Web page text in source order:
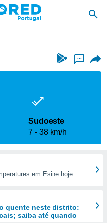
...
Sudoeste
7
38 km/h
em Esine hoje
quente neste distrito:
saiba até quando